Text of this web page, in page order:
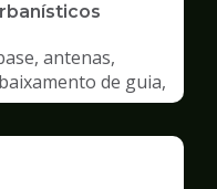
antenas,
de guia,